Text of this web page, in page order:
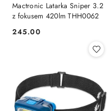
Mactronic Latarka Sniper 3.2
z fokusem 420lm THH0062
Cena:
245.00